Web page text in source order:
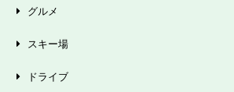
グルメ
スキー場
ドライブ